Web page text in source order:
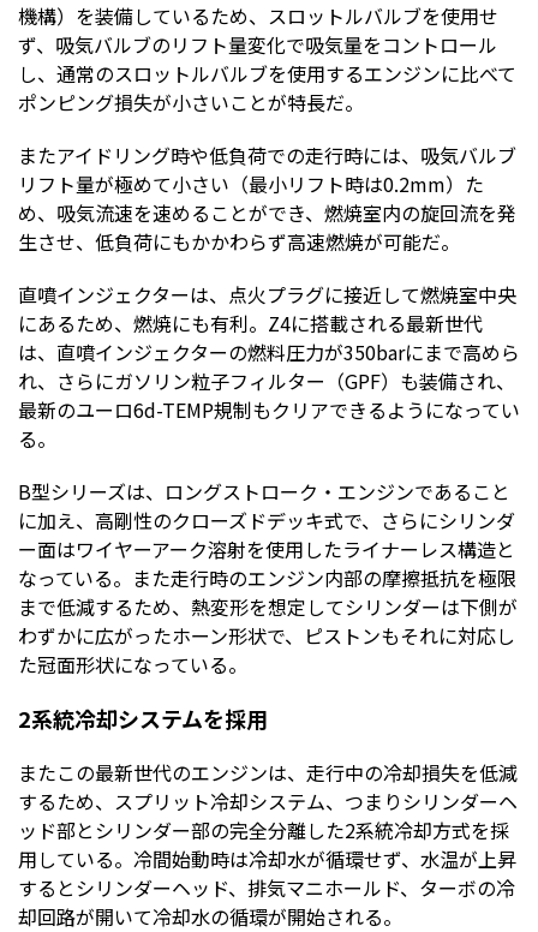
機構）を装備しているため、スロットルバルブを使用せ
ず、吸気バルブのリフト量変化で吸気量をコントロール
し、通常のスロットルバルブを使用するエンジンに比べて
ポンピング損失が小さいことが特長だ。
またアイドリング時や低負荷での走行時には、吸気バルブ
リフト量が極めて小さい（最小リフト時は0.2mm）た
め、吸気流速を速めることができ、燃焼室内の旋回流を発
生させ、低負荷にもかかわらず高速燃焼が可能だ。
直噴インジェクターは、点火プラグに接近して燃焼室中央
にあるため、燃焼にも有利。Z4に搭載される最新世代
は、直噴インジェクターの燃料圧力が350barにまで高めら
れ、さらにガソリン粒子フィルター（GPF）も装備され、
最新のユーロ6d-TEMP規制もクリアできるようになってい
る。
B型シリーズは、ロングストローク・エンジンであること
に加え、高剛性のクローズドデッキ式で、さらにシリンダ
ー面はワイヤーアーク溶射を使用したライナーレス構造と
なっている。また走行時のエンジン内部の摩擦抵抗を極限
まで低減するため、熱変形を想定してシリンダーは下側が
わずかに広がったホーン形状で、ピストンもそれに対応し
た冠面形状になっている。
2系統冷却システムを採用
またこの最新世代のエンジンは、走行中の冷却損失を低減
するため、スプリット冷却システム、つまりシリンダーヘ
ッド部とシリンダー部の完全分離した2系統冷却方式を採
用している。冷間始動時は冷却水が循環せず、水温が上昇
するとシリンダーヘッド、排気マニホールド、ターボの冷
却回路が開いて冷却水の循環が開始される。